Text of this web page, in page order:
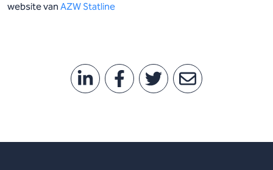
website van AZW Statline